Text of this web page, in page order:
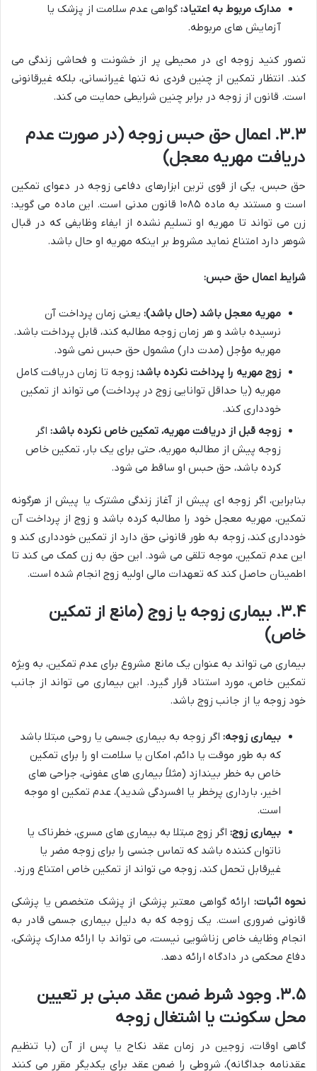
مدارک مربوط به اعتیاد: گواهی عدم سلامت از پزشک یا
آزمایش های مربوطه.
تصور کنید زوجه ای در محیطی پر از خشونت و فحاشی زندگی می
کند. انتظار تمکین از چنین فردی نه تنها غیرانسانی، بلکه غیرقانونی
است. قانون از زوجه در برابر چنین شرایطی حمایت می کند.
۳.۳. اعمال حق حبس زوجه (در صورت عدم
دریافت مهریه معجل)
حق حبس، یکی از قوی ترین ابزارهای دفاعی زوجه در دعوای تمکین
است و مستند به ماده ۱۰۸۵ قانون مدنی است. این ماده می گوید:
زن می تواند تا مهریه او تسلیم نشده از ایفاء وظایفی که در قبال
شوهر دارد امتناع نماید مشروط بر اینکه مهریه او حال باشد.
شرایط اعمال حق حبس:
مهریه معجل باشد (حال باشد): یعنی زمان پرداخت آن
نرسیده باشد و هر زمان زوجه مطالبه کند، قابل پرداخت باشد.
مهریه مؤجل (مدت دار) مشمول حق حبس نمی شود.
زوج مهریه را پرداخت نکرده باشد: زوجه تا زمان دریافت کامل
مهریه (یا حداقل توانایی زوج در پرداخت) می تواند از تمکین
خودداری کند.
زوجه قبل از دریافت مهریه، تمکین خاص نکرده باشد: اگر
زوجه پیش از مطالبه مهریه، حتی برای یک بار، تمکین خاص
کرده باشد، حق حبس او ساقط می شود.
بنابراین، اگر زوجه ای پیش از آغاز زندگی مشترک یا پیش از هرگونه
تمکین، مهریه معجل خود را مطالبه کرده باشد و زوج از پرداخت آن
خودداری کند، زوجه به طور قانونی حق دارد از تمکین خودداری کند و
این عدم تمکین، موجه تلقی می شود. این حق به زن کمک می کند تا
اطمینان حاصل کند که تعهدات مالی اولیه زوج انجام شده است.
۳.۴. بیماری زوجه یا زوج (مانع از تمکین
خاص)
بیماری می تواند به عنوان یک مانع مشروع برای عدم تمکین، به ویژه
تمکین خاص، مورد استناد قرار گیرد. این بیماری می تواند از جانب
خود زوجه یا از جانب زوج باشد.
بیماری زوجه: اگر زوجه به بیماری جسمی یا روحی مبتلا باشد
که به طور موقت یا دائم، امکان یا سلامت او را برای تمکین
خاص به خطر بیندازد (مثلاً بیماری های عفونی، جراحی های
اخیر، بارداری پرخطر یا افسردگی شدید)، عدم تمکین او موجه
است.
بیماری زوج: اگر زوج مبتلا به بیماری های مسری، خطرناک یا
ناتوان کننده باشد که تماس جنسی را برای زوجه مضر یا
غیرقابل تحمل کند، زوجه می تواند از تمکین خاص امتناع ورزد.
نحوه اثبات: ارائه گواهی معتبر پزشکی از پزشک متخصص یا پزشکی
قانونی ضروری است. یک زوجه که به دلیل بیماری جسمی قادر به
انجام وظایف خاص زناشویی نیست، می تواند با ارائه مدارک پزشکی،
دفاع محکمی در دادگاه ارائه دهد.
۳.۵. وجود شرط ضمن عقد مبنی بر تعیین
محل سکونت یا اشتغال زوجه
گاهی اوقات، زوجین در زمان عقد نکاح یا پس از آن (با تنظیم
عقدنامه جداگانه)، شروطی را ضمن عقد برای یکدیگر مقرر می کنند